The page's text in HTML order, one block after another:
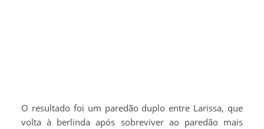
O resultado foi um paredão duplo entre Larissa, que
volta à berlinda após sobreviver ao paredão mais